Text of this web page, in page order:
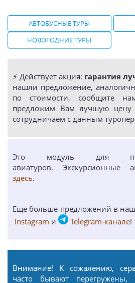
АВТОБУСНЫЕ ТУРЫ
НОВОГОДНИЕ ТУРЫ
⚡️ Действует акция: гарантия
нашли предложение,
по стоимости, сообщите
предложим Вам лучшую цену
сотрудничаем с данным
Это модуль для
авиатуров. Экскурсионные
здесь.
Еще больше предложений в
Instagram и Telegram-канале!
Внимание! К сожалению,
часто бывают перегружены,